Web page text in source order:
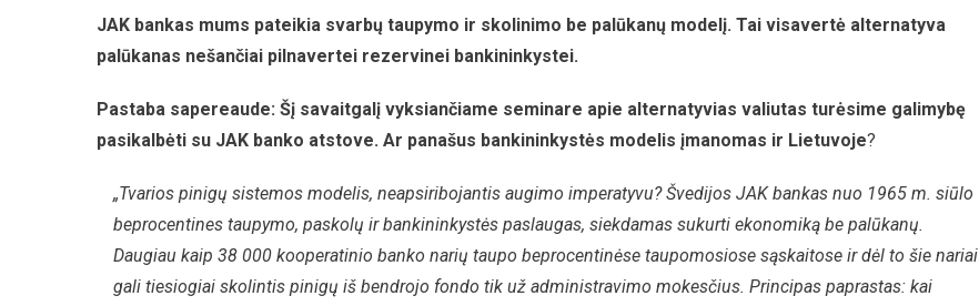
Visiems!
JAK bankas mums pateikia svarbų taupymo ir skolinimo be palūkanų modelį. Tai visavertė alternatyva
palūkanas nešančiai pilnavertei rezervinei bankininkystei.
Pastaba sapereaude: Šį savaitgalį vyksiančiame seminare apie alternatyvias valiutas turėsime galimybę
pasikalbėti su JAK banko atstove. Ar panašus bankininkystės modelis įmanomas ir Lietuvoje?
„Tvarios pinigų sistemos modelis, neapsiribojantis augimo imperatyvu? Švedijos JAK bankas nuo 1965 m. siūlo
beprocentines taupymo, paskolų ir bankininkystės paslaugas, siekdamas sukurti ekonomiką be palūkanų.
Daugiau kaip 38 000 kooperatinio banko narių taupo beprocentinėse taupomosiose sąskaitose ir dėl to šie nariai
gali tiesiogiai skolintis pinigų iš bendrojo fondo tik už administravimo mokesčius. Principas paprastas: kai